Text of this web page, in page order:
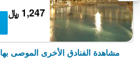
1,247 ﷼
مشاهدة الفنادق الأخرى الموصى بها